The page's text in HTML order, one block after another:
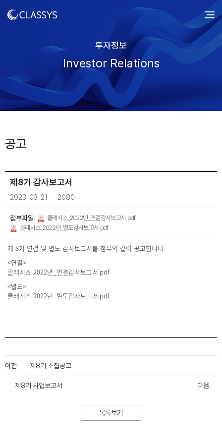
투자정보
Investor Relations
공고
제8기 감사보고서
2023-03-21 2080
첨부파일
클래시스_2022년_연결감사보고서.pdf
클래시스_2022년_별도감사보고서.pdf
제 8기 연결 및 별도 감사보고서를 첨부와 같이 공고합니다.
<연결>
클래시스 2022년_연결감사보고서.pdf
<별도>
클래시스 2022년_별도감사보고서.pdf
이전 제8기 소집공고
제8기 사업보고서 다음
목록보기